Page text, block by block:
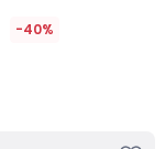
-40%